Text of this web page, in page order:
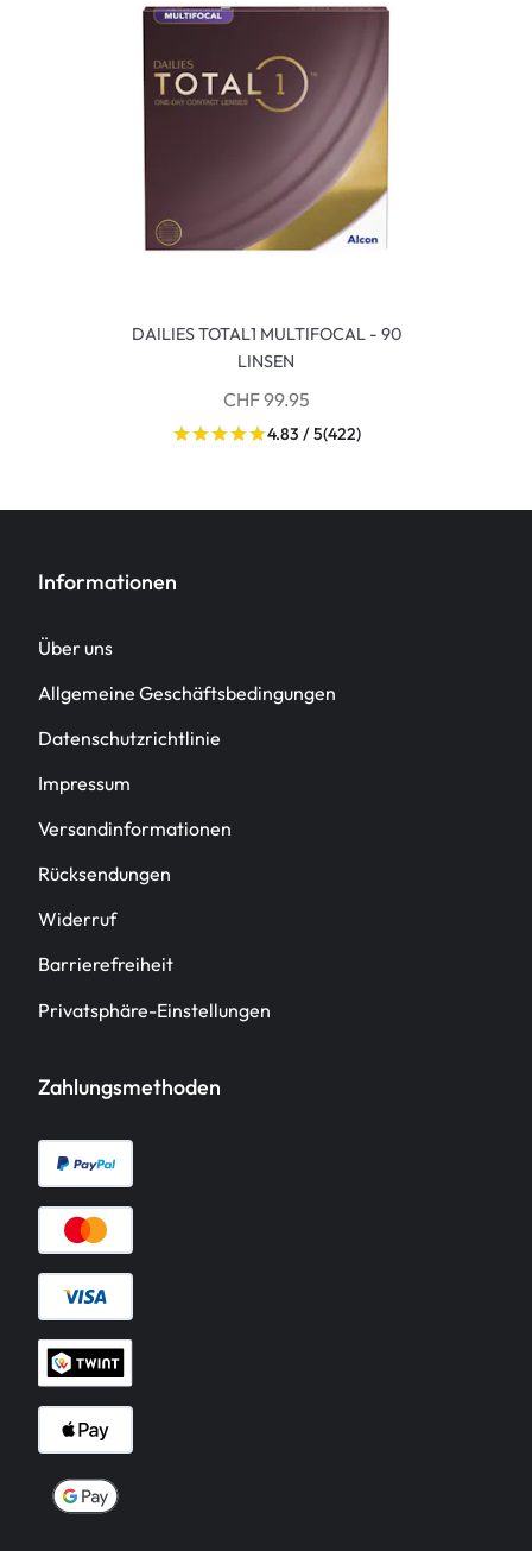
DAILIES TOTAL1 MULTIFOCAL - 90
LINSEN
CHF 99.95
4.83 / 5(422)
Informationen
Über uns
Allgemeine Geschäftsbedingungen
Datenschutzrichtlinie
Impressum
Versandinformationen
Rücksendungen
Widerruf
Barrierefreiheit
Privatsphäre-Einstellungen
Zahlungsmethoden